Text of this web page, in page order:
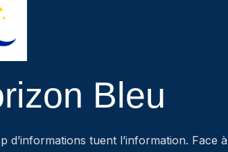
Bleu
tuent l’information. Face à